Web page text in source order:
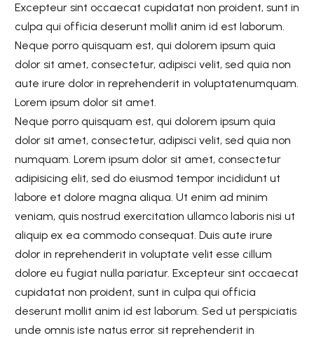
Excepteur sint occaecat cupidatat non proident, sunt in
culpa qui officia deserunt mollit anim id est laborum.
Neque porro quisquam est, qui dolorem ipsum quia
dolor sit amet, consectetur, adipisci velit, sed quia non
aute irure dolor in reprehenderit in voluptatenumquam.
Lorem ipsum dolor sit amet.
Neque porro quisquam est, qui dolorem ipsum quia
dolor sit amet, consectetur, adipisci velit, sed quia non
numquam. Lorem ipsum dolor sit amet, consectetur
adipisicing elit, sed do eiusmod tempor incididunt ut
labore et dolore magna aliqua. Ut enim ad minim
veniam, quis nostrud exercitation ullamco laboris nisi ut
aliquip ex ea commodo consequat. Duis aute irure
dolor in reprehenderit in voluptate velit esse cillum
dolore eu fugiat nulla pariatur. Excepteur sint occaecat
cupidatat non proident, sunt in culpa qui officia
deserunt mollit anim id est laborum. Sed ut perspiciatis
unde omnis iste natus error sit reprehenderit in